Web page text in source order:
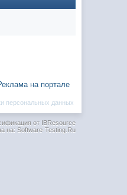
на портале
персональных данных
от IBResource
на: Software-Testing.Ru